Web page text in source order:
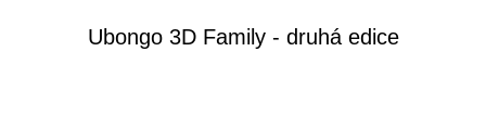
Ubongo 3D Family - druhá edice